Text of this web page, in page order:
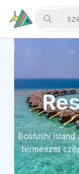
Bolifushi Island
természet